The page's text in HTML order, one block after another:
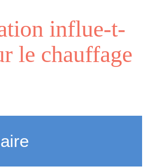
influe-t-
le chauffage